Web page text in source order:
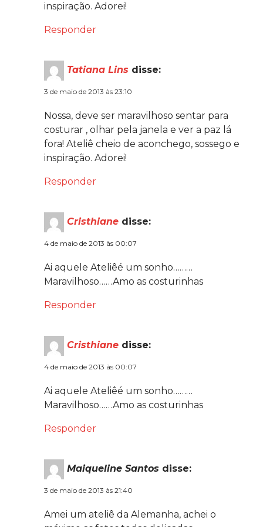
inspiração. Adorei!
Responder
Tatiana Lins disse:
3 de maio de 2013 às 23:10
Nossa, deve ser maravilhoso sentar para
costurar , olhar pela janela e ver a paz lá
fora! Ateliê cheio de aconchego, sossego e
inspiração. Adorei!
Responder
Cristhiane disse:
4 de maio de 2013 às 00:07
Ai aquele Ateliêé um sonho………
Maravilhoso……Amo as costurinhas
Responder
Cristhiane disse:
4 de maio de 2013 às 00:07
Ai aquele Ateliêé um sonho………
Maravilhoso……Amo as costurinhas
Responder
Maiqueline Santos disse:
3 de maio de 2013 às 21:40
Amei um ateliê da Alemanha, achei o